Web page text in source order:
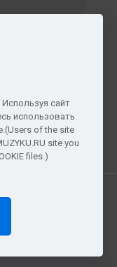
и
сайта.
сайт
использовать
of the site
site you
files.)